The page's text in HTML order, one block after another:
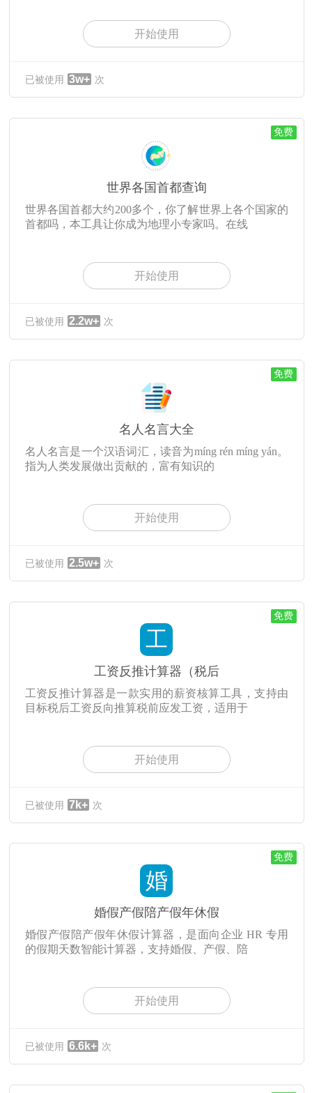
开始使用
已被使用 3w+ 次
免费
世界各国首都查询
世界各国首都大约200多个，你了解世界上各个国家的
首都吗，本工具让你成为地理小专家吗。在线
开始使用
已被使用 2.2w+ 次
免费
名人名言大全
名人名言是一个汉语词汇，读音为míng rén míng yán。
指为人类发展做出贡献的，富有知识的
开始使用
已被使用 2.5w+ 次
免费
工
工资反推计算器（税后
工资反推计算器是一款实用的薪资核算工具，支持由
目标税后工资反向推算税前应发工资，适用于
开始使用
已被使用 7k+ 次
免费
婚
婚假产假陪产假年休假
婚假产假陪产假年休假计算器，是面向企业 HR 专用
的假期天数智能计算器，支持婚假、产假、陪
开始使用
已被使用 6.6k+ 次